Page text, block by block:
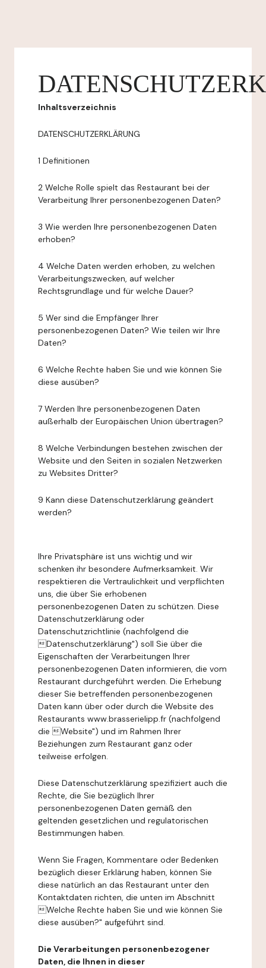
Inhaltsverzeichnis
DATENSCHUTZERKLÄRUNG
1 Definitionen
2 Welche Rolle spielt das Restaurant bei der
Verarbeitung Ihrer personenbezogenen Daten?
3 Wie werden Ihre personenbezogenen Daten
erhoben?
4 Welche Daten werden erhoben, zu welchen
Verarbeitungszwecken, auf welcher
Rechtsgrundlage und für welche Dauer?
5 Wer sind die Empfänger Ihrer
personenbezogenen Daten? Wie teilen wir Ihre
Daten?
6 Welche Rechte haben Sie und wie können Sie
diese ausüben?
7 Werden Ihre personenbezogenen Daten
außerhalb der Europäischen Union übertragen?
8 Welche Verbindungen bestehen zwischen der
Website und den Seiten in sozialen Netzwerken
zu Websites Dritter?
9 Kann diese Datenschutzerklärung geändert
werden?
Ihre Privatsphäre ist uns wichtig und wir
schenken ihr besondere Aufmerksamkeit. Wir
respektieren die Vertraulichkeit und verpflichten
uns, die über Sie erhobenen
personenbezogenen Daten zu schützen. Diese
Datenschutzerklärung oder
Datenschutzrichtlinie (nachfolgend die
Datenschutzerklärung") soll Sie über die
Eigenschaften der Verarbeitungen Ihrer
personenbezogenen Daten informieren, die vom
Restaurant durchgeführt werden. Die Erhebung
dieser Sie betreffenden personenbezogenen
Daten kann über oder durch die Website des
Restaurants www.brasserielipp.fr (nachfolgend
die Website") und im Rahmen Ihrer
Beziehungen zum Restaurant ganz oder
teilweise erfolgen.
Diese Datenschutzerklärung spezifiziert auch die
Rechte, die Sie bezüglich Ihrer
personenbezogenen Daten gemäß den
geltenden gesetzlichen und regulatorischen
Bestimmungen haben.
Wenn Sie Fragen, Kommentare oder Bedenken
bezüglich dieser Erklärung haben, können Sie
diese natürlich an das Restaurant unter den
Kontaktdaten richten, die unten im Abschnitt
Welche Rechte haben Sie und wie können Sie
diese ausüben?" aufgeführt sind.
Die Verarbeitungen personenbezogener
Daten, die Ihnen in dieser